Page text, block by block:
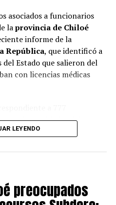
asociados a funcionarios
laprovincia de Chiloé
informe de la
República, que identificó a
Estado que salieron del
con licencias médicas
varias entidades del
de Castro
laCorporación
figuran la
, con5 casos; la
LEYENDO
preocupados